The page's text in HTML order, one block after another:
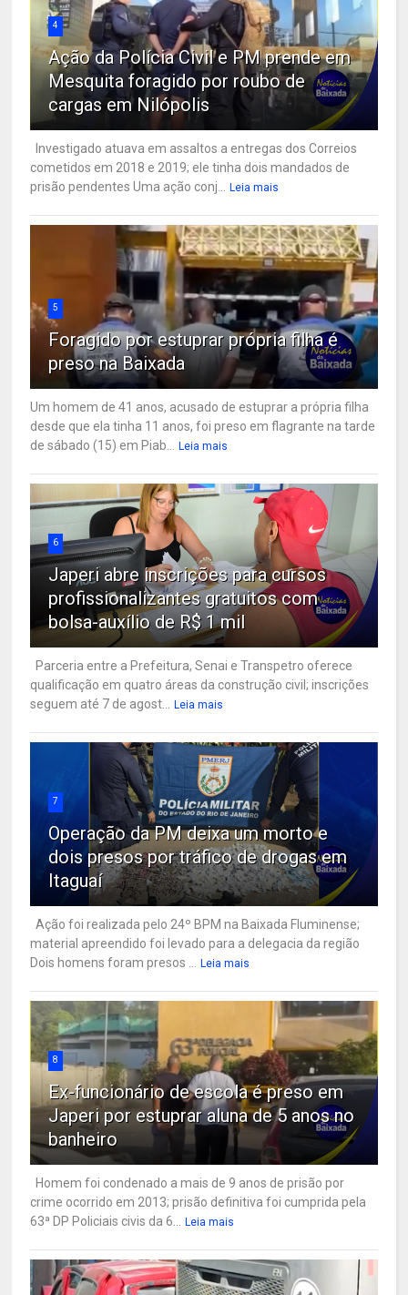
4
Ação da Polícia Civil e PM prende em
Mesquita foragido por roubo de
cargas em Nilópolis
Investigado atuava em assaltos a entregas dos Correios
cometidos em 2018 e 2019; ele tinha dois mandados de
prisão pendentes Uma ação conj...
Leia mais
5
Foragido por estuprar própria filha é
preso na Baixada
Um homem de 41 anos, acusado de estuprar a própria filha
desde que ela tinha 11 anos, foi preso em flagrante na tarde
de sábado (15) em Piab...
Leia mais
6
Japeri abre inscrições para cursos
profissionalizantes gratuitos com
bolsa-auxílio de R$ 1 mil
Parceria entre a Prefeitura, Senai e Transpetro oferece
qualificação em quatro áreas da construção civil; inscrições
seguem até 7 de agost...
Leia mais
7
Operação da PM deixa um morto e
dois presos por tráfico de drogas em
Itaguaí
Ação foi realizada pelo 24º BPM na Baixada Fluminense;
material apreendido foi levado para a delegacia da região
Dois homens foram presos ...
Leia mais
8
Ex-funcionário de escola é preso em
Japeri por estuprar aluna de 5 anos no
banheiro
Homem foi condenado a mais de 9 anos de prisão por
crime ocorrido em 2013; prisão definitiva foi cumprida pela
63ª DP Policiais civis da 6...
Leia mais